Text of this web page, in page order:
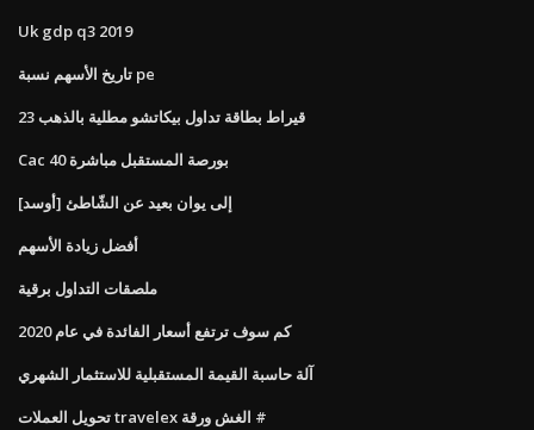
Uk gdp q3 2019
تاريخ الأسهم نسبة pe
23 قيراط بطاقة تداول بيكاتشو مطلية بالذهب
Cac 40 بورصة المستقبل مباشرة
[أوسد] إلى يوان بعيد عن الشّاطئ
أفضل زيادة الأسهم
ملصقات التداول برقية
كم سوف ترتفع أسعار الفائدة في عام 2020
آلة حاسبة القيمة المستقبلية للاستثمار الشهري
تحويل العملات travelex الغش ورقة #